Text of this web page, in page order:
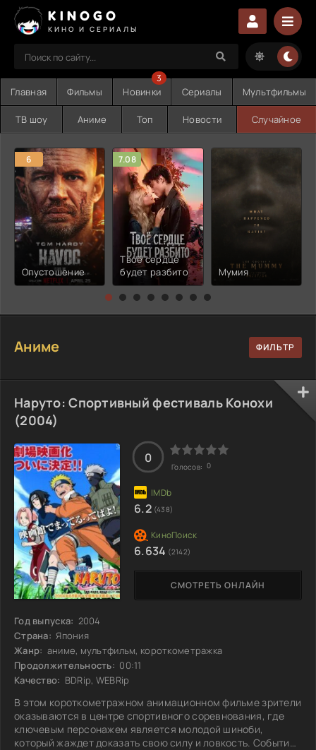
KINOGO
КИНО И СЕРИАЛЫ
Главная Фильмы Новинки
3
Сериалы Мультфильмы
ТВ шоу Аниме Топ Новости Случайное
6
Опустошение
7.08
Твоё сердце
будет разбито
Мумия
Аниме
Наруто: Спортивный фестиваль Конохи
(2004)
Год выпуска: 2004
Страна: Япония
Жанр: аниме, мультфильм, короткометражка
Продолжительность: 00:11
Качество: BDRip, WEBRip
В этом короткометражном анимационном фильме зрители
оказываются в центре спортивного соревнования, где
ключевым персонажем является молодой шиноби,
который жаждет доказать свою силу и ловкость. События
СМОТРЕТЬ ОНЛАЙН
0
Голосов: 0
6.2 (438)
6.634 (2142)